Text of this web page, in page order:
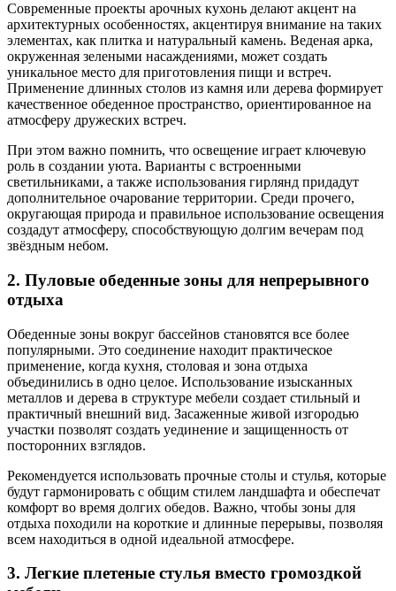
Современные проекты арочных кухонь делают акцент на
архитектурных особенностях, акцентируя внимание на таких
элементах, как плитка и натуральный камень. Веденая арка,
окруженная зелеными насаждениями, может создать
уникальное место для приготовления пищи и встреч.
Применение длинных столов из камня или дерева формирует
качественное обеденное пространство, ориентированное на
атмосферу дружеских встреч.
При этом важно помнить, что освещение играет ключевую
роль в создании уюта. Варианты с встроенными
светильниками, а также использования гирлянд придадут
дополнительное очарование территории. Среди прочего,
округающая природа и правильное использование освещения
создадут атмосферу, способствующую долгим вечерам под
звёздным небом.
2. Пуловые обеденные зоны для непрерывного
отдыха
Обеденные зоны вокруг бассейнов становятся все более
популярными. Это соединение находит практическое
применение, когда кухня, столовая и зона отдыха
объединились в одно целое. Использование изысканных
металлов и дерева в структуре мебели создает стильный и
практичный внешний вид. Засаженные живой изгородью
участки позволят создать уединение и защищенность от
посторонних взглядов.
Рекомендуется использовать прочные столы и стулья, которые
будут гармонировать с общим стилем ландшафта и обеспечат
комфорт во время долгих обедов. Важно, чтобы зоны для
отдыха походили на короткие и длинные перерывы, позволяя
всем находиться в одной идеальной атмосфере.
3. Легкие плетеные стулья вместо громоздкой